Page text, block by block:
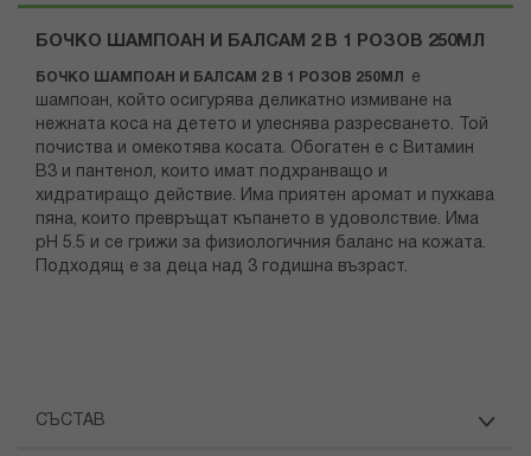
БОЧКО ШАМПОАН И БАЛСАМ 2 В 1 РОЗОВ 250МЛ
БОЧКО ШАМПОАН И БАЛСАМ 2 В 1 РОЗОВ 250МЛ е
шампоан, който осигурява деликатно измиване на
нежната коса на детето и улеснява разресването. Той
почиства и омекотява косата. Обогатен е с Витамин
В3 и пантенол, които имат подхранващо и
хидратиращо действие. Има приятен аромат и пухкава
пяна, които превръщат къпането в удоволствие. Има
pH 5.5 и се грижи за физиологичния баланс на кожата.
Подходящ е за деца над 3 годишна възраст.
СЪСТАВ